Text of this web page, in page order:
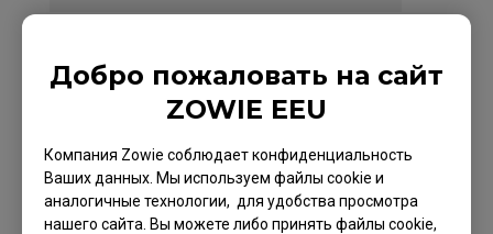
Добро пожаловать на сайт
ZOWIE EEU
Компания Zowie соблюдает конфиденциальность
Ваших данных. Мы используем файлы cookie и
аналогичные технологии, для удобства просмотра
нашего сайта. Вы можете либо принять файлы cookie,
ZOWIE EC2 Мышь
для киберспорта -
Белая Версия